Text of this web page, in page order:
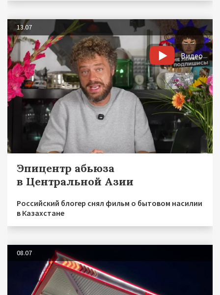
13.07
Видео
Эпицентр абьюза
в Центральной Азии
Российский блогер снял фильм о бытовом насилии
в Казахстане
08.07